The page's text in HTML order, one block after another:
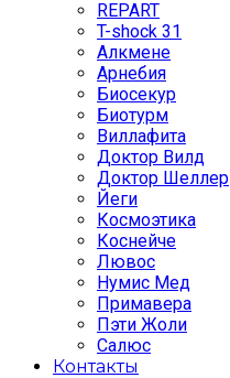
REPART
T-shock 31
Алкмене
Арнебия
Биосекур
Биотурм
Виллафита
Доктор Вилд
Доктор Шеллер
Йеги
Космоэтика
Коснейче
Лювос
Нумис Мед
Примавера
Пэти Жоли
Салюс
Контакты